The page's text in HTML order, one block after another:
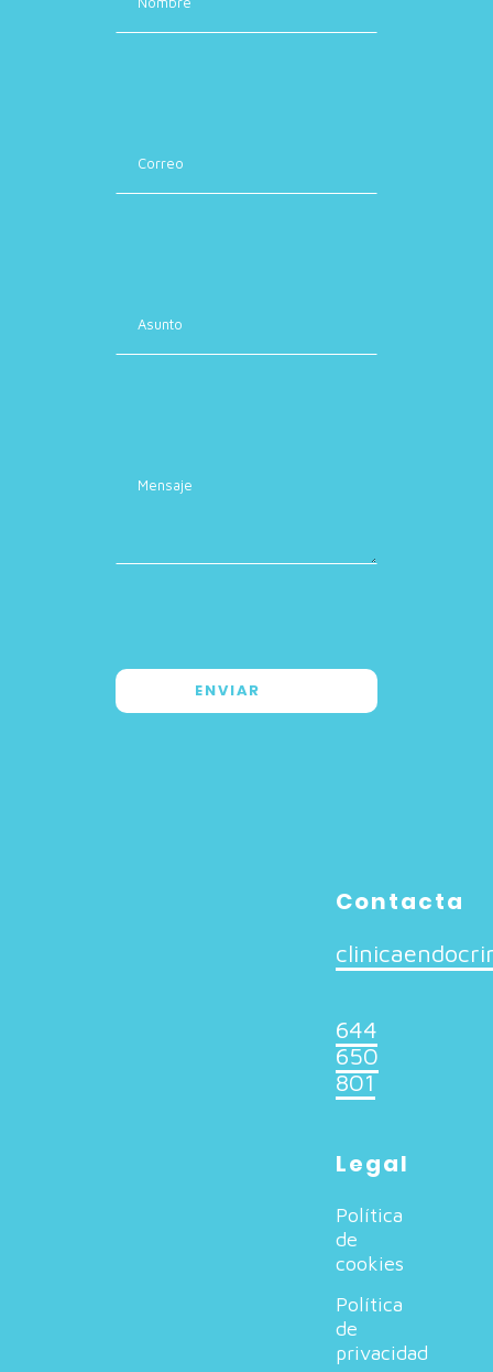
Contacta
644
650
801
Legal
Política
de
cookies
Política
de
privacidad